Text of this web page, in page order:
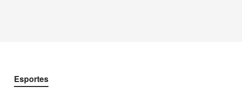
Esportes